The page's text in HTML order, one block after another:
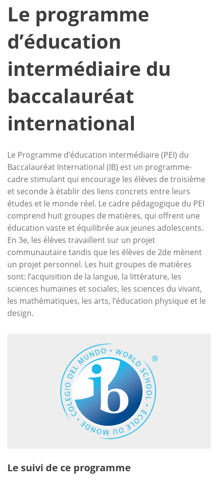
Le programme
d’éducation
intermédiaire du
baccalauréat
international
Le Programme d’éducation intermédiaire (PEI) du
Baccalauréat International (IB) est un programme-
cadre stimulant qui encourage les élèves de troisième
et seconde à établir des liens concrets entre leurs
études et le monde réel. Le cadre pédagogique du PEI
comprend huit groupes de matières, qui offrent une
éducation vaste et équilibrée aux jeunes adolescents.
En 3e, les élèves travaillent sur un projet
communautaire tandis que les élèves de 2de mènent
un projet personnel. Les huit groupes de matières
sont: l’acquisition de la langue, la littérature, les
sciences humaines et sociales, les sciences du vivant,
les mathématiques, les arts, l’éducation physique et le
design.
Le suivi de ce programme